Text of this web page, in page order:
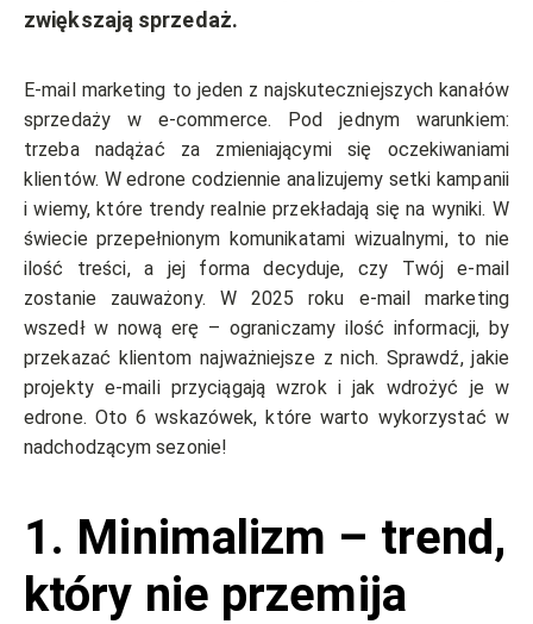
zwiększają sprzedaż.
E-mail marketing to jeden z najskuteczniejszych kanałów
sprzedaży w e-commerce. Pod jednym warunkiem:
trzeba nadążać za zmieniającymi się oczekiwaniami
klientów. W edrone codziennie analizujemy setki kampanii
i wiemy, które trendy realnie przekładają się na wyniki. W
świecie przepełnionym komunikatami wizualnymi, to nie
ilość treści, a jej forma decyduje, czy Twój e-mail
zostanie zauważony. W 2025 roku e-mail marketing
wszedł w nową erę – ograniczamy ilość informacji, by
przekazać klientom najważniejsze z nich. Sprawdź, jakie
projekty e-maili przyciągają wzrok i jak wdrożyć je w
edrone. Oto 6 wskazówek, które warto wykorzystać w
nadchodzącym sezonie!
1. Minimalizm – trend,
który nie przemija